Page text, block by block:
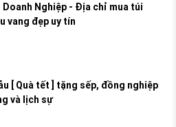
Doanh Nghiệp - Địa chỉ mua túi
vang đẹp uy tín
[ Quà tết ] tặng sếp, đồng nghiệp
và lịch sự